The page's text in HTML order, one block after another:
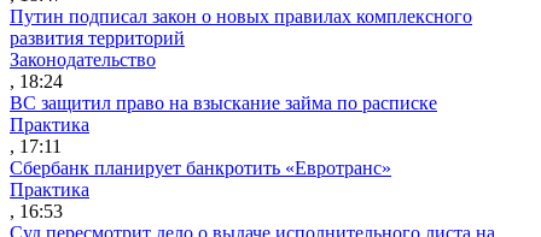
Путин подписал закон о новых правилах комплексного
развития территорий
Законодательство
, 18:24
ВС защитил право на взыскание займа по расписке
Практика
, 17:11
Сбербанк планирует банкротить «Евротранс»
Практика
, 16:53
Суд пересмотрит дело о выдаче исполнительного листа на